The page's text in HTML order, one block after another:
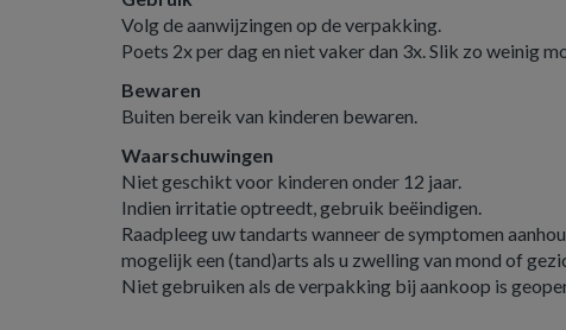
Volg de aanwijzingen op de verpakking.
Poets 2x per dag en niet vaker dan 3x. Slik zo weinig
Bewaren
Buiten bereik van kinderen bewaren.
Waarschuwingen
Niet geschikt voor kinderen onder 12 jaar.
Indien irritatie optreedt, gebruik beëindigen.
Raadpleeg uw tandarts wanneer de symptomen
mogelijk een (tand)arts als u zwelling van mond of
Niet gebruiken als de verpakking bij aankoop is